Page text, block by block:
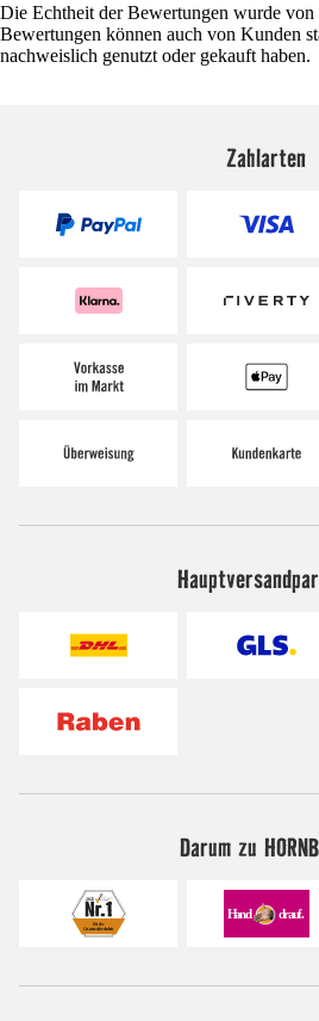
Die Echtheit der Bewertungen wurde von
Bewertungen können auch von Kunden
nachweislich genutzt oder gekauft haben.
Zahlarten
Darum zu